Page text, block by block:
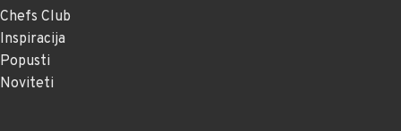
Chefs Club
Inspiracija
Popusti
Noviteti